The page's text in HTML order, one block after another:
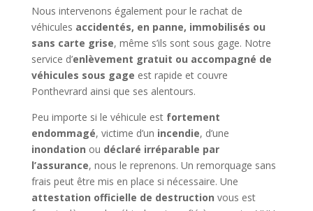
Nous intervenons également pour le rachat de
véhicules accidentés, en panne, immobilisés ou
sans carte grise, même s’ils sont sous gage. Notre
service d’enlèvement gratuit ou accompagné de
véhicules sous gage est rapide et couvre
Ponthevrard ainsi que ses alentours.
Peu importe si le véhicule est fortement
endommagé, victime d’un incendie, d’une
inondation ou déclaré irréparable par
l’assurance, nous le reprenons. Un remorquage sans
frais peut être mis en place si nécessaire. Une
attestation officielle de destruction vous est